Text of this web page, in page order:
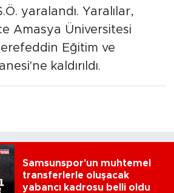
yaralandı. Yaralılar,
Amasya Üniversitesi
Eğitim ve
kaldırıldı.
Samsunspor'un muhtemel
transferlerle oluşacak
yabancı kadrosu belli oldu